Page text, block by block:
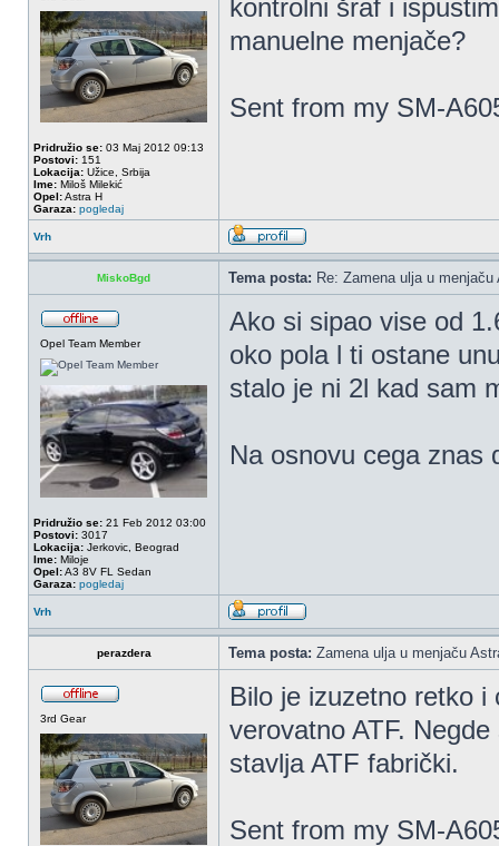
Pridružio se: 03 Maj 2012 09:13
Postovi: 151
Lokacija: Užice, Srbija
Ime: Miloš Milekić
Opel:Astra H
Garaza: pogledaj
kontrolni šraf i
manuelne menjače?
Sent from my SM-
Vrh
MiskoBgd Tema posta: Re: Zamena ulja u menjaču
Opel Team Member
Pridružio se: 21 Feb 2012 03:00
Postovi: 3017
Lokacija: Jerkovic, Beograd
Ime: Miloje
Opel:A3 8V FL Sedan
Garaza: pogledaj
Ako si sipao vise od
oko pola l ti ostane
stalo je ni 2l kad sam
Na osnovu cega znas
Vrh
perazdera Tema posta: Zamena ulja u menjaču
3rd Gear
Bilo je izuzetno retko
verovatno ATF.
stavlja ATF fabrički.
Sent from my SM-